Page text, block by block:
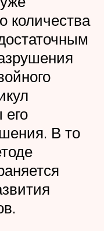
количества
В то